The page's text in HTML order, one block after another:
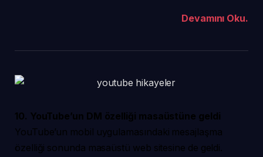
Devamını Oku.
10. YouTube’un DM özelliği masaüstüne geldi
YouTube’un mobil uygulamasındaki mesajlaşma
özelliği sonunda masaüstü web sitesine de geldi.